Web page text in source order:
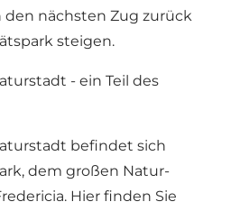
den nächsten Zug zurück
steigen.
- ein Teil des
befindet sich
, dem großen Natur-
Hier finden Sie